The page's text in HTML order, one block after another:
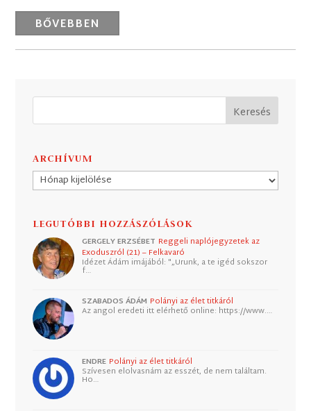
BŐVEBBEN
ARCHÍVUM
Archívum
LEGUTÓBBI HOZZÁSZÓLÁSOK
GERGELY ERZSÉBET Reggeli naplójegyzetek az
Exoduszról (21) – Felkavaró
Idézet Ádám imájából: "„Urunk, a te igéd sokszor
f…
SZABADOS ÁDÁM Polányi az élet titkáról
Az angol eredeti itt elérhető online: https://www.…
ENDRE Polányi az élet titkáról
Szívesen elolvasnám az esszét, de nem találtam.
Ho…